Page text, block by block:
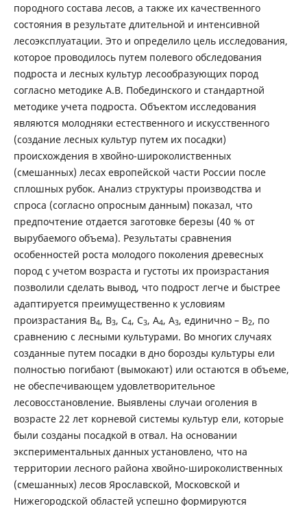
породного состава лесов, а также их качественного
состояния в результате длительной и интенсивной
лесоэксплуатации. Это и определило цель исследования,
которое проводилось путем полевого обследования
подроста и лесных культур лесообразующих пород
согласно методике А.В. Побединского и стандартной
методике учета подроста. Объектом исследования
являются молодняки естественного и искусственного
(создание лесных культур путем их посадки)
происхождения в хвойно-широколиственных
(смешанных) лесах европейской части России после
сплошных рубок. Анализ структуры производства и
спроса (согласно опросным данным) показал, что
предпочтение отдается заготовке березы (40 % от
вырубаемого объема). Результаты сравнения
особенностей роста молодого поколения древесных
пород с учетом возраста и густоты их произрастания
позволили сделать вывод, что подрост легче и быстрее
адаптируется преимущественно к условиям
произрастания В4, В3, С4, С3, А4, А3, единично – В2, по
сравнению с лесными культурами. Во многих случаях
созданные путем посадки в дно борозды культуры ели
полностью погибают (вымокают) или остаются в объеме,
не обеспечивающем удовлетворительное
лесовосстановление. Выявлены случаи оголения в
возрасте 22 лет корневой системы культур ели, которые
были созданы посадкой в отвал. На основании
экспериментальных данных установлено, что на
территории лесного района хвойно-широколиственных
(смешанных) лесов Ярославской, Московской и
Нижегородской областей успешно формируются